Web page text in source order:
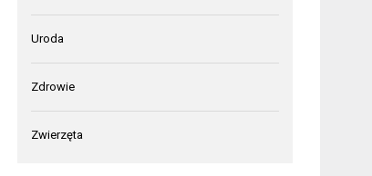
Uroda
Zdrowie
Zwierzęta